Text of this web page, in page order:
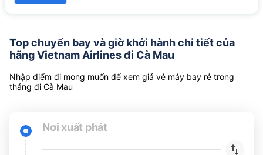
Top chuyến bay và giờ khởi hành chi tiết của
hãng Vietnam Airlines đi Cà Mau
Nhập điểm đi mong muốn để xem giá vé máy bay rẻ trong
tháng đi Cà Mau
Nơi xuất phát